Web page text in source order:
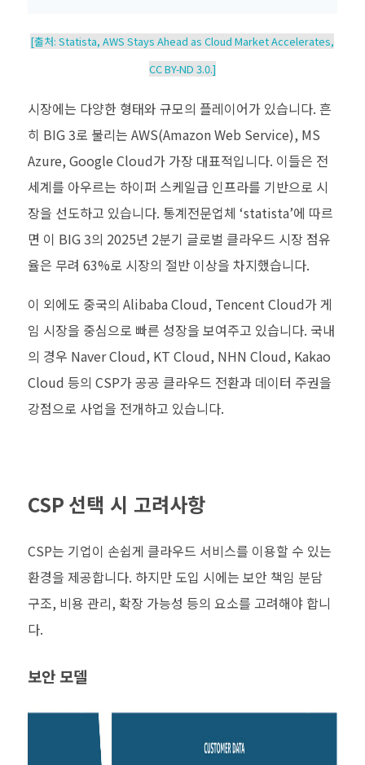
[출처: Statista, AWS Stays Ahead as Cloud Market Accelerates,
CC BY-ND 3.0.]
시장에는 다양한 형태와 규모의 플레이어가 있습니다. 흔
히 BIG 3로 불리는 AWS(Amazon Web Service), MS
Azure, Google Cloud가 가장 대표적입니다. 이들은 전
세계를 아우르는 하이퍼 스케일급 인프라를 기반으로 시
장을 선도하고 있습니다. 통계전문업체 ‘statista’에 따르
면 이 BIG 3의 2025년 2분기 글로벌 클라우드 시장 점유
율은 무려 63%로 시장의 절반 이상을 차지했습니다.
이 외에도 중국의 Alibaba Cloud, Tencent Cloud가 게
임 시장을 중심으로 빠른 성장을 보여주고 있습니다. 국내
의 경우 Naver Cloud, KT Cloud, NHN Cloud, Kakao
Cloud 등의 CSP가 공공 클라우드 전환과 데이터 주권을
강점으로 사업을 전개하고 있습니다.
CSP 선택 시 고려사항
CSP는 기업이 손쉽게 클라우드 서비스를 이용할 수 있는
환경을 제공합니다. 하지만 도입 시에는 보안 책임 분담
구조, 비용 관리, 확장 가능성 등의 요소를 고려해야 합니
다.
보안 모델